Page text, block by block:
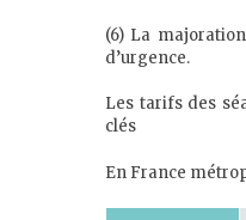
(6) La
d’urgence.
Les tarifs des
clés
En France